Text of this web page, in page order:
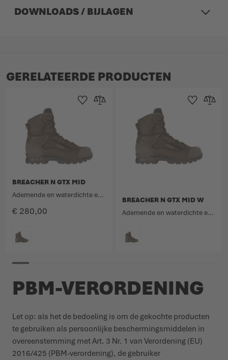
DOWNLOADS / BIJLAGEN
GERELATEERDE PRODUCTEN
€ 280,00
BREACHER N GTX MID
Ademende en waterdichte enkelhoge combat boot van nubuckleer en textiel.
Toevoegen aan verlanglijst
Toevoegen om te vergelijken
BREACHER N GTX MID W
Ademende en waterdichte enkelhoge combat boot van nubuckleer en textiel.
Toevoegen
PBM-VERORDENING
Let op: als het de bedoeling is om de gekochte producten
te gebruiken als persoonlijke beschermingsmiddelen in
overeenstemming met Art. 3 Nr. 1 van Verordening (EU)
2016/425 (PBM-verordening), de gebruiker